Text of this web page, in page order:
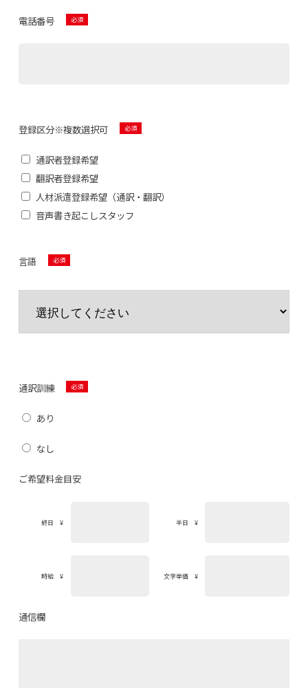
電話番号
登録区分※複数選択可
通訳者登録希望
翻訳者登録希望
人材派遣登録希望（通訳・翻訳）
音声書き起こしスタッフ
言語
通訳訓練
あり
なし
ご希望料金目安
終日 ¥ 半日 ¥
時給 ¥ 文字単価 ¥
通信欄